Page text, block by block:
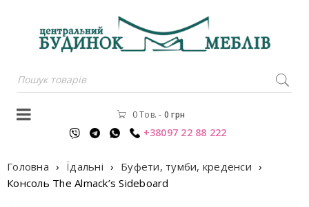
0 Тов. - 0грн
+38097 22 88 222
Головна › Їдальні › Буфети, тумби, креденси ›
Консоль The Almack’s Sideboard